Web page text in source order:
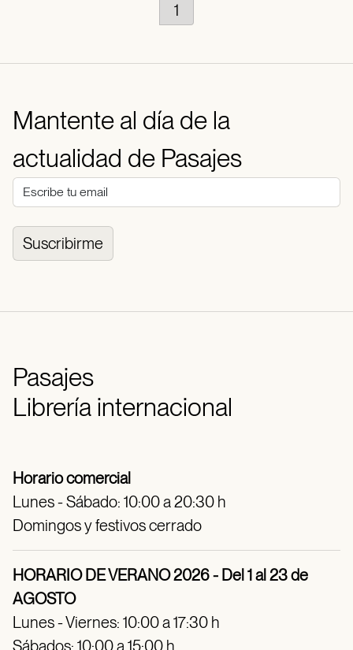
1
Mantente al día de la
actualidad de Pasajes
Suscribirme
Pasajes
Librería internacional
Horario comercial
Lunes - Sábado: 10:00 a 20:30 h
Domingos y festivos cerrado
HORARIO DE VERANO 2026 - Del 1 al 23 de
AGOSTO
Lunes - Viernes: 10:00 a 17:30 h
Sábados: 10:00 a 15:00 h